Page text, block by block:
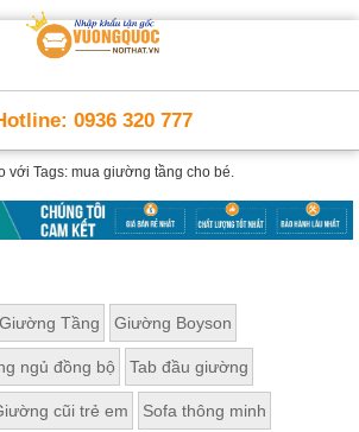
0936 320 777
với Tags: mua giường tầng cho bé.
Giường Tầng Giường Boyson
ngủ đồng bộ Tab đầu giường
cũi trẻ em Sofa thông minh